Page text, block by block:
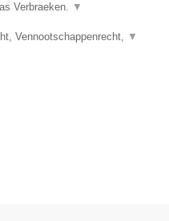
Verbraeken. ▼
Vennootschappenrecht, ▼